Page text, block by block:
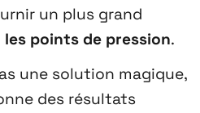
un plus grand
points de pression.
une solution magique,
des résultats